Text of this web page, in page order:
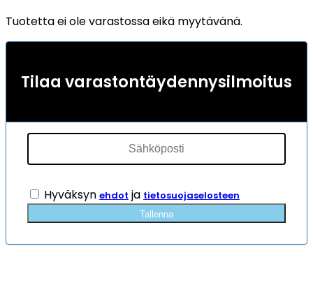
Tuotetta ei ole varastossa eikä myytävänä.
Tilaa varastontäydennysilmoitus
Hyväksyn ehdot ja tietosuojaselosteen
Tallenna